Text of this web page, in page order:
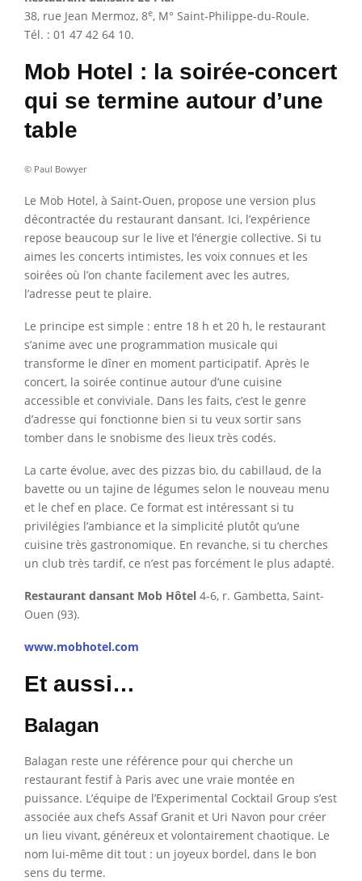
38, rue Jean Mermoz, 8e, M° Saint-Philippe-du-Roule.
Tél. : 01 47 42 64 10.
Mob Hotel : la soirée-concert
qui se termine autour d’une
table
© Paul Bowyer
Le Mob Hotel, à Saint-Ouen, propose une version plus
décontractée du restaurant dansant. Ici, l’expérience
repose beaucoup sur le live et l’énergie collective. Si tu
aimes les concerts intimistes, les voix connues et les
soirées où l’on chante facilement avec les autres,
l’adresse peut te plaire.
Le principe est simple : entre 18 h et 20 h, le restaurant
s’anime avec une programmation musicale qui
transforme le dîner en moment participatif. Après le
concert, la soirée continue autour d’une cuisine
accessible et conviviale. Dans les faits, c’est le genre
d’adresse qui fonctionne bien si tu veux sortir sans
tomber dans le snobisme des lieux très codés.
La carte évolue, avec des pizzas bio, du cabillaud, de la
bavette ou un tajine de légumes selon le nouveau menu
et le chef en place. Ce format est intéressant si tu
privilégies l’ambiance et la simplicité plutôt qu’une
cuisine très gastronomique. En revanche, si tu cherches
un club très tardif, ce n’est pas forcément le plus adapté.
Restaurant dansant Mob Hôtel 4-6, r. Gambetta, Saint-
Ouen (93).
www.mobhotel.com
Et aussi…
Balagan
Balagan reste une référence pour qui cherche un
restaurant festif à Paris avec une vraie montée en
puissance. L’équipe de l’Experimental Cocktail Group s’est
associée aux chefs Assaf Granit et Uri Navon pour créer
un lieu vivant, généreux et volontairement chaotique. Le
nom lui-même dit tout : un joyeux bordel, dans le bon
sens du terme.